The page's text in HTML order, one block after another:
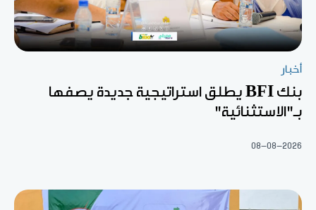
أخبار
بنك BFI يطلق استراتيجية جديدة يصفها
بـ"الاستثنائية"
08-08-2026